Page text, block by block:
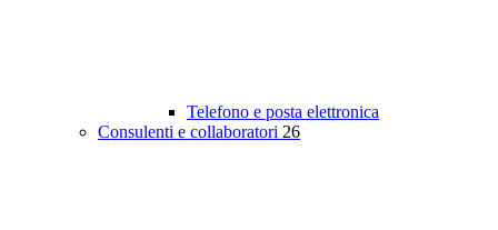
Telefono e posta elettronica
Consulenti e collaboratori 26